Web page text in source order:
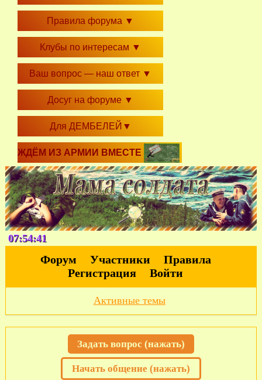
Правила форума ▼
Клубы по интересам ▼
Ваш вопрос — наш ответ ▼
Досуг на форуме ▼
Для ДЕМБЕЛЕЙ ▼
ЖДЁМ ИЗ АРМИИ ВМЕСТЕ
07:54:41
Форум Участники
Правила
Регистрация
Войти
Активные темы
Задать вопрос (нажать)
Начать общение (нажать)